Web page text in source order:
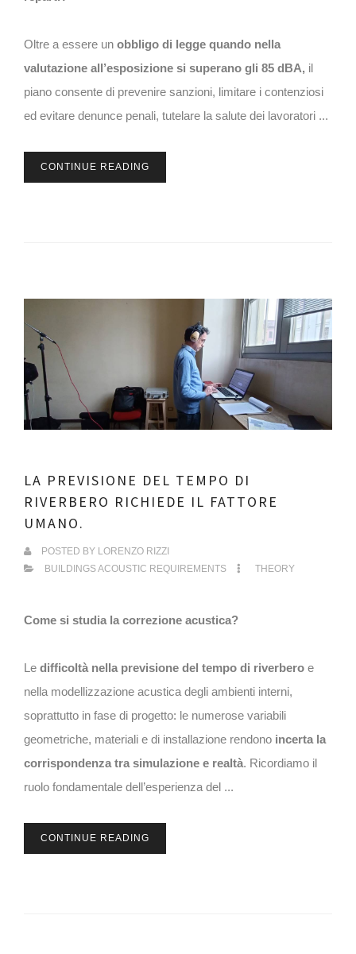
Oltre a essere un obbligo di legge quando nella
valutazione all’esposizione si superano gli 85 dBA, il
piano consente di prevenire sanzioni, limitare i contenziosi
ed evitare denunce penali, tutelare la salute dei lavoratori ...
CONTINUE READING
LA PREVISIONE DEL TEMPO DI
RIVERBERO RICHIEDE IL FATTORE
UMANO.
POSTED BY LORENZO RIZZI
BUILDINGS ACOUSTIC REQUIREMENTS
THEORY
Come si studia la correzione acustica?
Le difficoltà nella previsione del tempo di riverbero e
nella modellizzazione acustica degli ambienti interni,
soprattutto in fase di progetto: le numerose variabili
geometriche, materiali e di installazione rendono incerta la
corrispondenza tra simulazione e realtà. Ricordiamo il
ruolo fondamentale dell’esperienza del ...
CONTINUE READING